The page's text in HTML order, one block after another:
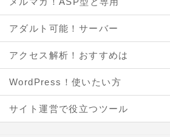
アダルト可能！サーバー
アクセス解析！おすすめは
WordPress！使いたい方
サイト運営で役立つツール